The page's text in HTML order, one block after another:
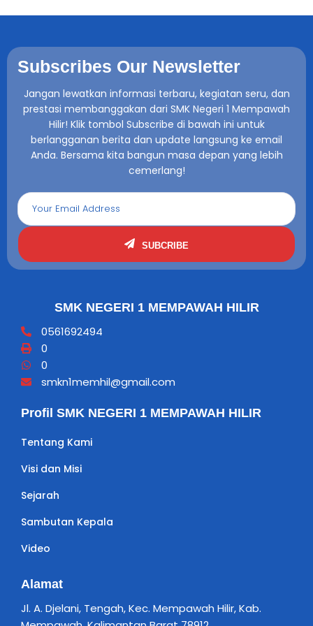
Subscribes Our Newsletter
Jangan lewatkan informasi terbaru, kegiatan seru, dan
prestasi membanggakan dari SMK Negeri 1 Mempawah
Hilir! Klik tombol Subscribe di bawah ini untuk
berlangganan berita dan update langsung ke email
Anda. Bersama kita bangun masa depan yang lebih
cemerlang!
SUBCRIBE
SMK NEGERI 1 MEMPAWAH HILIR
0561692494
0
0
smkn1memhil@gmail.com
Profil SMK NEGERI 1 MEMPAWAH HILIR
Tentang Kami
Visi dan Misi
Sejarah
Sambutan Kepala
Video
Alamat
Jl. A. Djelani, Tengah, Kec. Mempawah Hilir, Kab.